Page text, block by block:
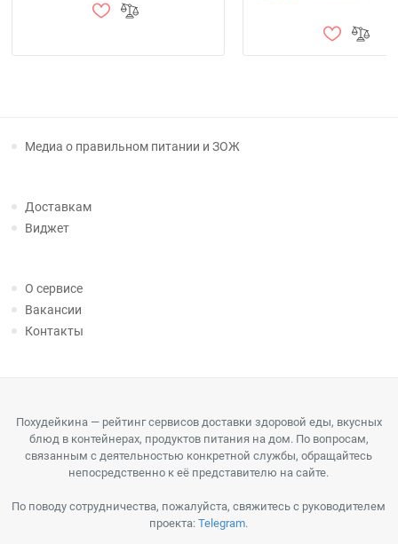
Медиа о правильном питании и ЗОЖ
Доставкам
Виджет
О сервисе
Вакансии
Контакты
Похудейкина — рейтинг сервисов доставки здоровой еды, вкусных
блюд в контейнерах, продуктов питания на дом. По вопросам,
связанным с деятельностью конкретной службы, обращайтесь
непосредственно к её представителю на сайте.
По поводу сотрудничества, пожалуйста, свяжитесь с руководителем
проекта:Telegram.